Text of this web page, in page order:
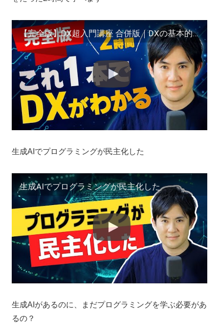
【完全版】DX超入門講座 合併版｜DXの基本的な部分をたった2時間で学べます
生成AIでプログラミングが民主化した
生成AIでプログラミングが民主化した
生成AIがあるのに、まだプログラミングを学ぶ必要があ
るの？